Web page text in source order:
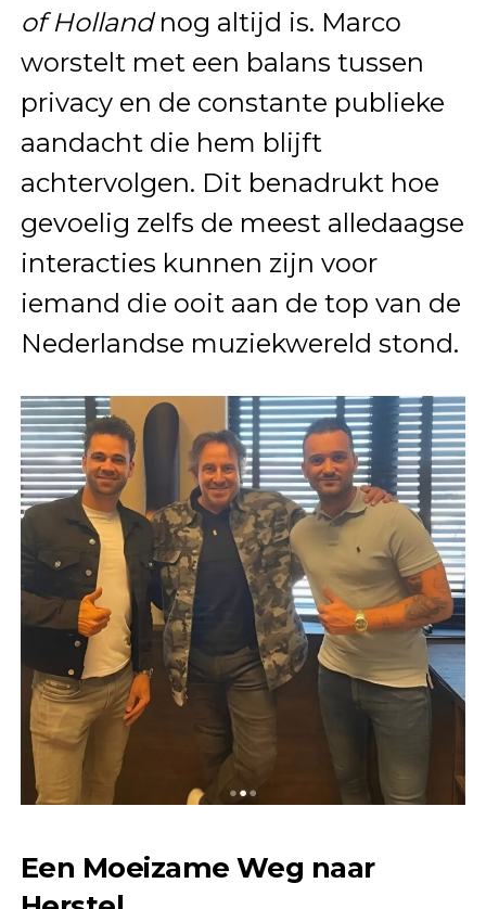
of Hollandnog altijd is. Marco
worstelt met een balans tussen
privacy en de constante publieke
aandacht die hem blijft
achtervolgen. Dit benadrukt hoe
gevoelig zelfs de meest alledaagse
interacties kunnen zijn voor
iemand die ooit aan de top van de
Nederlandse muziekwereld stond.
Een Moeizame Weg naar